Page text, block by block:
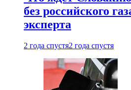
без российского
эксперта
2 года спустя2 года спустя